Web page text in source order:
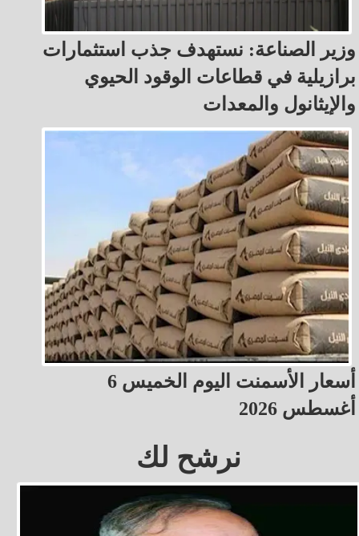
وزير الصناعة: نستهدف جذب استثمارات
برازيلية في قطاعات الوقود الحيوي
والإيثانول والمعدات
أسعار الأسمنت اليوم الخميس 6
أغسطس 2026
نرشح لك